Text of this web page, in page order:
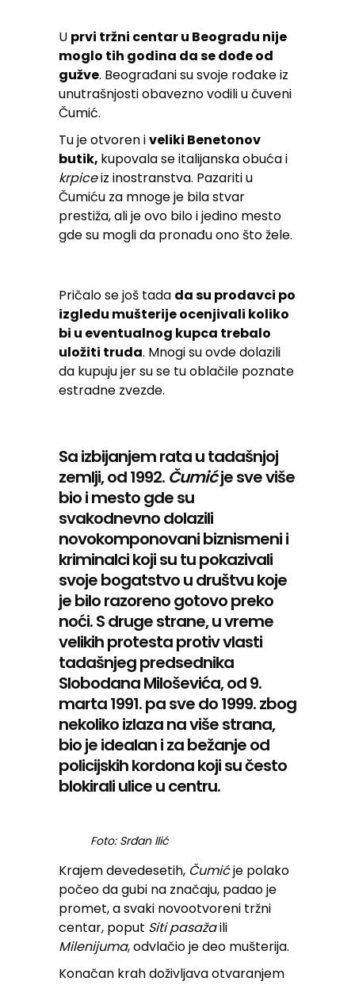
U prvi tržni centar u Beogradu nije
moglo tih godina da se dođe od
gužve. Beograđani su svoje rođake iz
unutrašnjosti obavezno vodili u čuveni
Čumić.
Tu je otvoren iveliki Benetonov
butik, kupovala se italijanska obuća i
krpiceiz inostranstva. Pazariti u
Čumiću za mnoge je bila stvar
prestiža, ali je ovo bilo i jedino mesto
gde su mogli da pronađu ono što žele.
Pričalo se još tada da su prodavci po
izgledu mušterije ocenjivali koliko
bi u eventualnog kupca trebalo
uložiti truda. Mnogi su ovde dolazili
da kupuju jer su se tu oblačile poznate
estradne zvezde.
Sa izbijanjem rata u tadašnjoj
zemlji, od 1992. Čumićje sve više
bio i mesto gde su
svakodnevno dolazili
novokomponovani biznismeni i
kriminalci koji su tu pokazivali
svoje bogatstvo u društvu koje
je bilo razoreno gotovo preko
noći. S druge strane, u vreme
velikih protesta protiv vlasti
tadašnjeg predsednika
Slobodana Miloševića, od 9.
marta 1991. pa sve do 1999. zbog
nekoliko izlaza na više strana,
bio je idealan i za bežanje od
policijskih kordona koji su često
blokirali ulice u centru.
Foto: Srđan Ilić
Krajem devedesetih, Čumićje polako
počeo da gubi na značaju, padao je
promet, a svaki novootvoreni tržni
centar, poput Siti pasažaili
Milenijuma, odvlačio je deo mušterija.
Konačan krah doživljava otvaranjem